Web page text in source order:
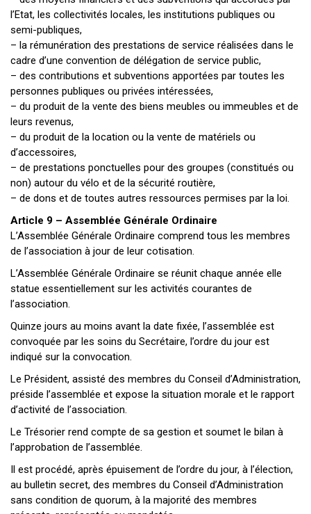
l’Etat, les collectivités locales, les institutions publiques ou
semi-publiques,
– la rémunération des prestations de service réalisées dans le
cadre d’une convention de délégation de service public,
– des contributions et subventions apportées par toutes les
personnes publiques ou privées intéressées,
– du produit de la vente des biens meubles ou immeubles et de
leurs revenus,
– du produit de la location ou la vente de matériels ou
d’accessoires,
– de prestations ponctuelles pour des groupes (constitués ou
non) autour du vélo et de la sécurité routière,
– de dons et de toutes autres ressources permises par la loi.
Article 9 – Assemblée Générale Ordinaire
L’Assemblée Générale Ordinaire comprend tous les membres
de l’association à jour de leur cotisation.
L’Assemblée Générale Ordinaire se réunit chaque année elle
statue essentiellement sur les activités courantes de
l’association.
Quinze jours au moins avant la date fixée, l’assemblée est
convoquée par les soins du Secrétaire, l’ordre du jour est
indiqué sur la convocation.
Le Président, assisté des membres du Conseil d’Administration,
préside l’assemblée et expose la situation morale et le rapport
d’activité de l’association.
Le Trésorier rend compte de sa gestion et soumet le bilan à
l’approbation de l’assemblée.
Il est procédé, après épuisement de l’ordre du jour, à l’élection,
au bulletin secret, des membres du Conseil d’Administration
sans condition de quorum, à la majorité des membres